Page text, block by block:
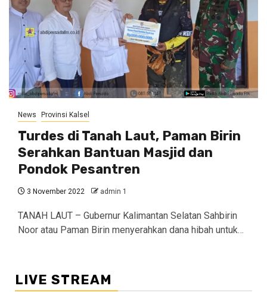
News Provinsi Kalsel
Turdes di Tanah Laut, Paman Birin
Serahkan Bantuan Masjid dan
Pondok Pesantren
3 November 2022 admin 1
TANAH LAUT – Gubernur Kalimantan Selatan Sahbirin
Noor atau Paman Birin menyerahkan dana hibah untuk…
LIVE STREAM